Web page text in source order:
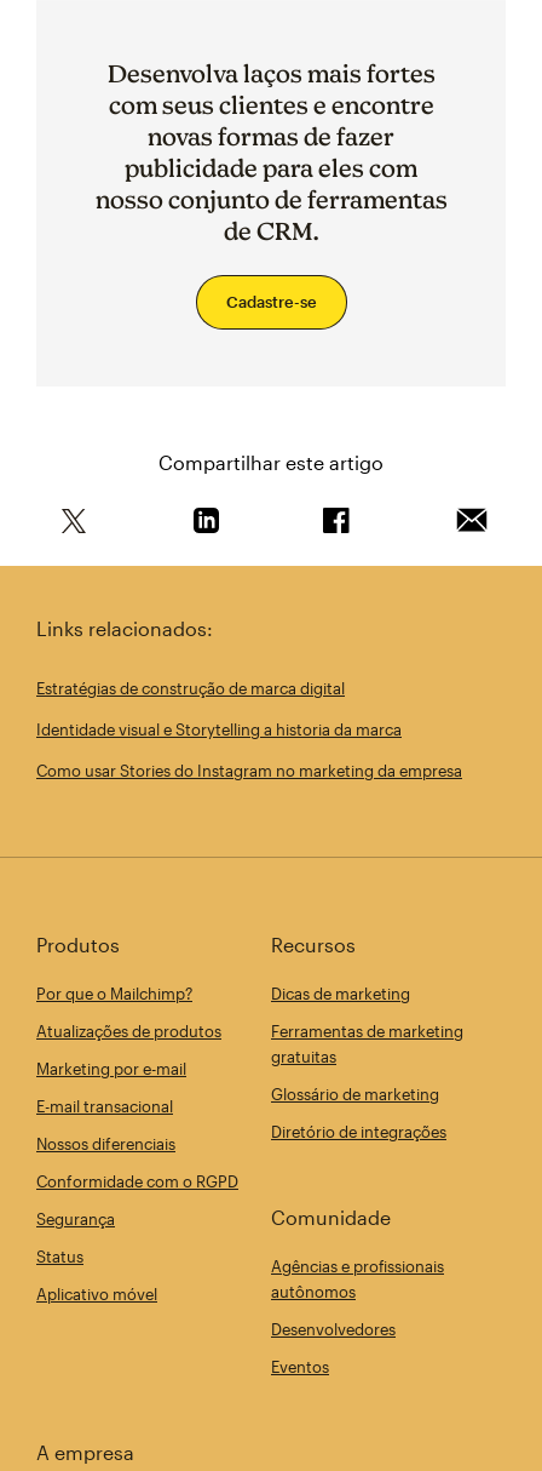
Desenvolva laços mais fortes
com seus clientes e encontre
novas formas de fazer
publicidade para eles com
nosso conjunto de ferramentas
de CRM.
Cadastre-se
Compartilhar este artigo
Links relacionados:
Estratégias de construção de marca digital
Identidade visual e Storytelling a historia da marca
Como usar Stories do Instagram no marketing da empresa
Produtos
Por que o Mailchimp?
Atualizações de produtos
Marketing por e-mail
E-mail transacional
Nossos diferenciais
Conformidade com o RGPD
Segurança
Status
Aplicativo móvel
Recursos
Dicas de marketing
Ferramentas de marketing
gratuitas
Glossário de marketing
Diretório de integrações
Comunidade
Agências e profissionais
autônomos
Desenvolvedores
Eventos
A empresa